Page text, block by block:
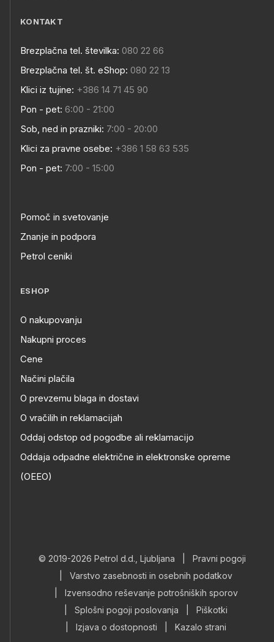
KONTAKT
Brezplačna tel. številka: 080 22 66
Brezplačna tel. št. eShop: 080 22 13
Klici iz tujine: +386 14 71 45 90
Pon - pet: 6:00 - 21:00
Sob, ned in prazniki: 7:00 - 20:00
Klici za pravne osebe: +386 1 58 63 535
Pon - pet: 7:00 - 15:00
Pomoč in svetovanje
Znanje in podpora
Petrol ceniki
ESHOP
O nakupovanju
Nakupni proces
Cene
Načini plačila
O prevzemu blaga in dostavi
O vračilih in reklamacijah
Oddaj odstop od pogodbe ali reklamacijo
Oddaja odpadne električne in elektronske opreme
(OEEO)
© 2019-2026 Petrol d.d., Ljubljana
Pravni pogoji
Varstvo zasebnosti in osebnih podatkov
Izvensodno reševanje potrošniških sporov
Splošni pogoji poslovanja
Piškotki
Izjava o dostopnosti Kazalo strani